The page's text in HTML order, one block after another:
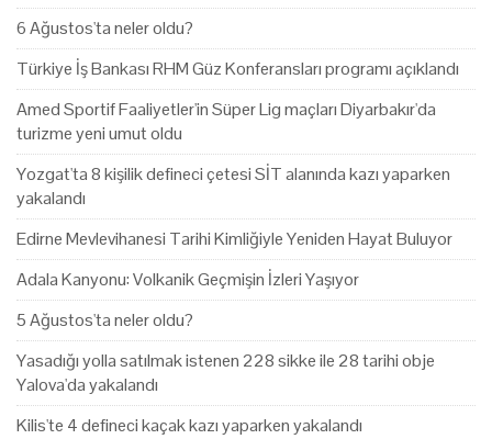
6 Ağustos'ta neler oldu?
Türkiye İş Bankası RHM Güz Konferansları programı açıklandı
Amed Sportif Faaliyetler'in Süper Lig maçları Diyarbakır'da
turizme yeni umut oldu
Yozgat'ta 8 kişilik defineci çetesi SİT alanında kazı yaparken
yakalandı
Edirne Mevlevihanesi Tarihi Kimliğiyle Yeniden Hayat Buluyor
Adala Kanyonu: Volkanik Geçmişin İzleri Yaşıyor
5 Ağustos'ta neler oldu?
Yasadığı yolla satılmak istenen 228 sikke ile 28 tarihi obje
Yalova'da yakalandı
Kilis'te 4 defineci kaçak kazı yaparken yakalandı